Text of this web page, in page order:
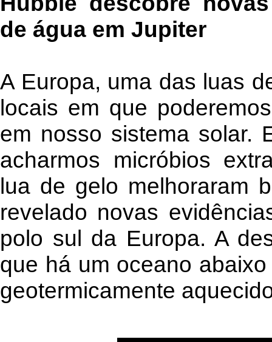
de água em Jupiter
A Europa, uma das luas
locais em que
em nosso sistema solar.
acharmos micróbios
lua de gelo melhoraram
revelado novas
polo sul da Europa. A
que há um oceano
geotermicamente